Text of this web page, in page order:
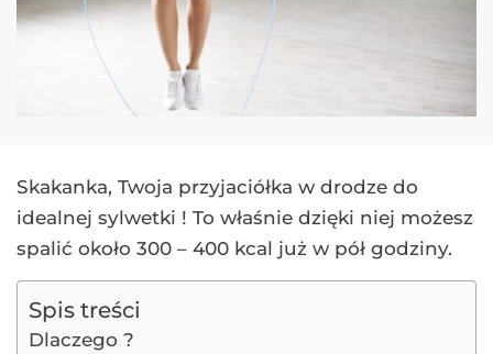
Skakanka, Twoja przyjaciółka w drodze do
idealnej sylwetki ! To właśnie dzięki niej możesz
spalić około 300 – 400 kcal już w pół godziny.
Spis treści
Dlaczego ?